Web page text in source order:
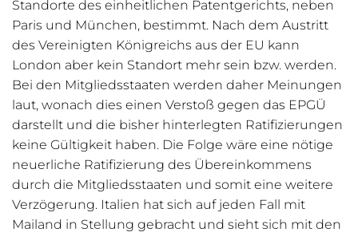
Standorte des einheitlichen Patentgerichts, neben
Paris und München, bestimmt. Nach dem Austritt
des Vereinigten Königreichs aus der EU kann
London aber kein Standort mehr sein bzw. werden.
Bei den Mitgliedsstaaten werden daher Meinungen
laut, wonach dies einen Verstoß gegen das EPGÜ
darstellt und die bisher hinterlegten Ratifizierungen
keine Gültigkeit haben. Die Folge wäre eine nötige
neuerliche Ratifizierung des Übereinkommens
durch die Mitgliedsstaaten und somit eine weitere
Verzögerung. Italien hat sich auf jeden Fall mit
Mailand in Stellung gebracht und sieht sich mit den